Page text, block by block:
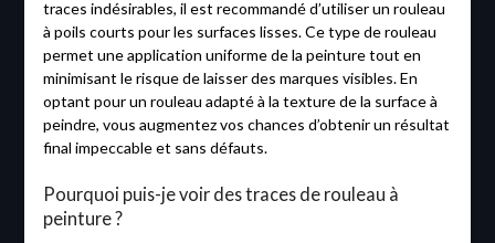
traces indésirables, il est recommandé d’utiliser un rouleau
à poils courts pour les surfaces lisses. Ce type de rouleau
permet une application uniforme de la peinture tout en
minimisant le risque de laisser des marques visibles. En
optant pour un rouleau adapté à la texture de la surface à
peindre, vous augmentez vos chances d’obtenir un résultat
final impeccable et sans défauts.
Pourquoi puis-je voir des traces de rouleau à
peinture ?